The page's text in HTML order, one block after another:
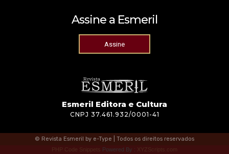
Assine a Esmeril
Assine
Esmeril Editora e Cultura
CNPJ 37.461.932/0001-41
© Revista Esmeril by e-Type | Todos os direitos reservados
PHP Code Snippets Powered By : XYZScripts.com